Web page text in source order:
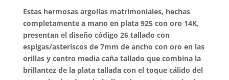
$84.990.$79.990.
Estas hermosas argollas matrimoniales, hechas
completamente a mano en plata 925 con oro 14K,
presentan el diseño código 26 tallado con
espigas/asteriscos de 7mm de ancho con oro en las
orillas y centro media caña tallado que combina la
brillantez de la plata tallada con el toque cálido del